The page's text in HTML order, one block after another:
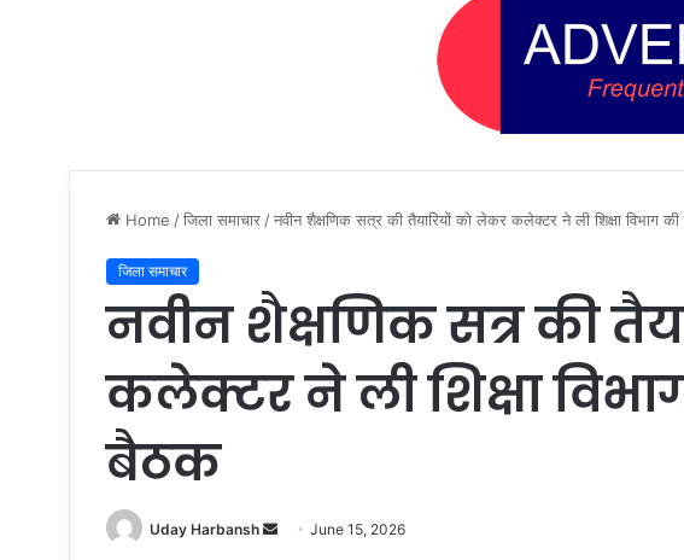
Home /जिला समाचार /नवीन शैक्षणिक सत्र की तैयारियों को लेकर कलेक्टर ने ली शिक्षा विभाग की
जिला समाचार
नवीन शैक्षणिक सत्र की
कलेक्टर ने ली शिक्षा
बैठक
Uday Harbansh
SendJune 15, 2026